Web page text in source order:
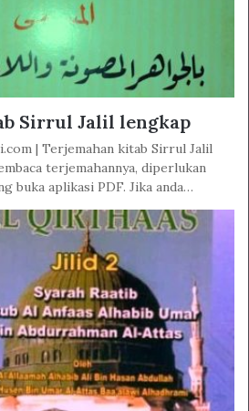
Sirrul Jalil lengkap
| Terjemahan kitab Sirrul Jalil
terjemahannya, diperlukan
buka aplikasi PDF. Jika anda…